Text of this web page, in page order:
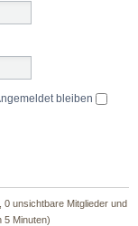
bleiben
0 unsichtbare Mitglieder und
5 Minuten)